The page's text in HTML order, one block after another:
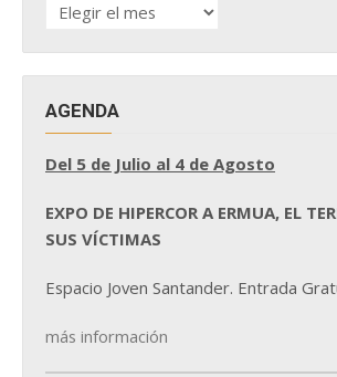
DE
AGENDA
Del 5 de Julio al 4 de Agosto
EXPO DE HIPERCOR A ERMUA, EL
SUS VÍCTIMAS
Espacio Joven Santander. Entrada
más información